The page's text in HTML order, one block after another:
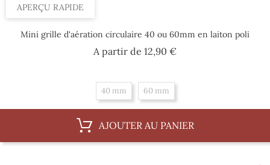
APERÇU RAPIDE
Mini grille d'aération circulaire 40 ou 60mm en laiton poli
A partir de 12,90 €Prix
40 mm 60 mm
AJOUTER AU PANIER